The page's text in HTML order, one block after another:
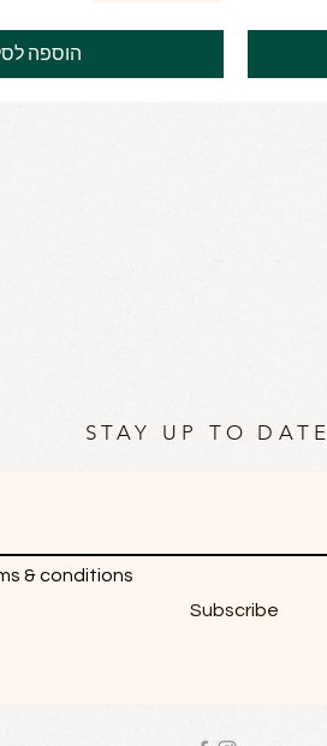
הוספה
STAY UP TO DATE
& conditions
Subscribe